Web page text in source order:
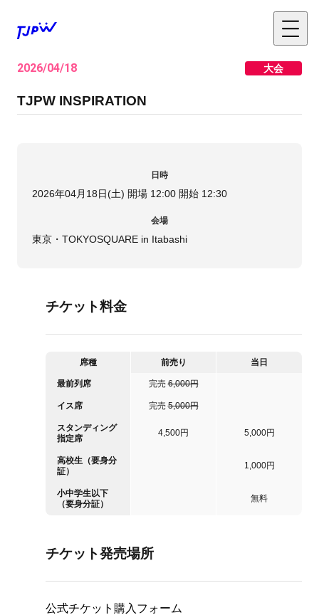
2026/04/18 大会
TJPW INSPIRATION
日時
2026年04月18日(土) 開場 12:00 開始 12:30
会場
東京・TOKYOSQUARE in Itabashi
チケット料金
席種 前売り 当日
最前列席 完売6,000円
イス席 完売5,000円
スタンディング
指定席
4,500円 5,000円
高校生（要身分
証）
1,000円
小中学生以下
（要身分証）
無料
チケット発売場所
公式チケット購入フォーム